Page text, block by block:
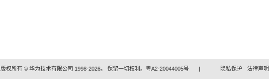
版权所有 © 华为技术有限公司 1998-2026。 保留一切权利。粤A2-20044005号 | 隐私保护 法律声明